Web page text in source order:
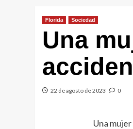
Florida Sociedad
Una
22 de agosto de 2023 0
Una